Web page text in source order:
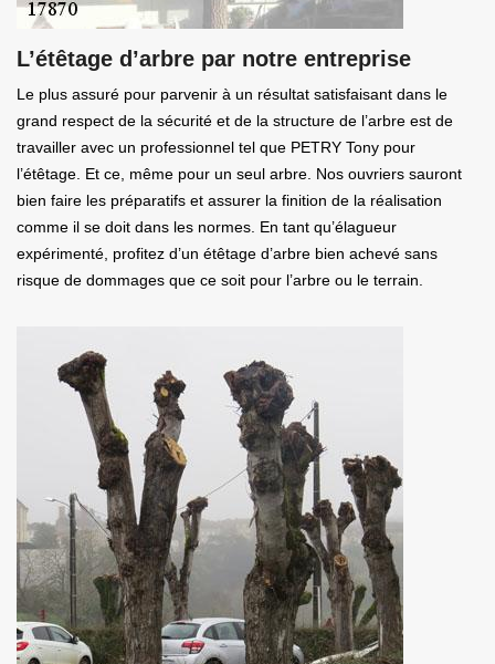
L’étêtage d’arbre par notre entreprise
Le plus assuré pour parvenir à un résultat satisfaisant dans le
grand respect de la sécurité et de la structure de l’arbre est de
travailler avec un professionnel tel que PETRY Tony pour
l’étêtage. Et ce, même pour un seul arbre. Nos ouvriers sauront
bien faire les préparatifs et assurer la finition de la réalisation
comme il se doit dans les normes. En tant qu’élagueur
expérimenté, profitez d’un étêtage d’arbre bien achevé sans
risque de dommages que ce soit pour l’arbre ou le terrain.